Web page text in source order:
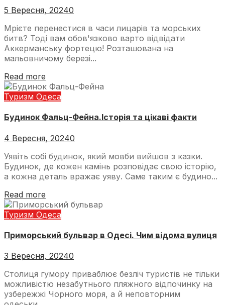
5 Вересня, 20240
Мрієте перенестися в часи лицарів та морських
битв? Тоді вам обов'язково варто відвідати
Аккерманську фортецю! Розташована на
мальовничому березі...
Read more
Туризм Одеса
Будинок Фальц-Фейна.Історія та цікаві факти
4 Вересня, 20240
Уявіть собі будинок, який мовби вийшов з казки.
Будинок, де кожен камінь розповідає свою історію,
а кожна деталь вражає уяву. Саме таким є будино...
Read more
Туризм Одеса
Приморський бульвар в Одесі. Чим відома вулиця
3 Вересня, 20240
Столиця гумору приваблює безліч туристів не тільки
можливістю незабутнього пляжного відпочинку на
узбережжі Чорного моря, а й неповторним